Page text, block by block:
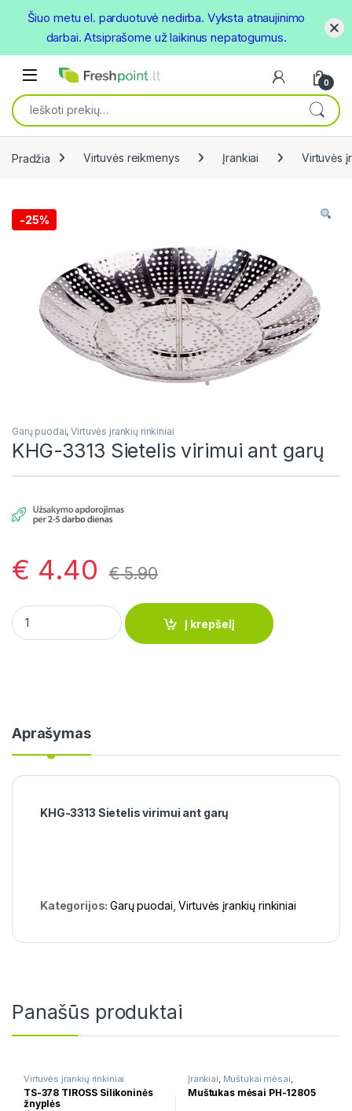
Open
0
Ieškoti:
Pradžia Virtuvės reikmenys Įrankiai Virtuvės
-25%
Garų puodai,Virtuvės įrankių rinkiniai
KHG-3313 Sietelis virimui ant garų
€ 4.40 €5.90
KHG-3313 Sietelis virimui ant garų quantity
Į krepšelį
Aprašymas
KHG-3313 Sietelis virimui ant garų
Kategorijos:Garų puodai ,Virtuvės įrankių rinkiniai
Panašūs produktai
Virtuvės įrankių rinkiniai
TS-378 TIROSS Silikoninės
žnyplės
Įrankiai Muštukai mėsai
Virtuvės įrankių rinkiniai
Muštukas mėsai PH-12805
Šiuo metu el. parduotuvė nedirba. Vyksta atnaujinimo
darbai. Atsiprašome už laikinus nepatogumus.